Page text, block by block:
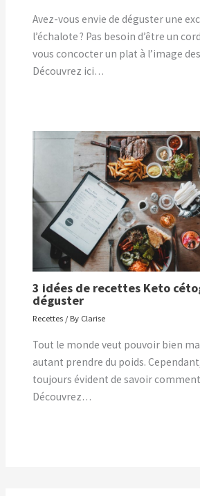
Avez-vous envie de déguster une
l’échalote ? Pas besoin d’être un
vous concocter un plat à l’image
Découvrez ici…
3 idées de recettes Keto
déguster
Recettes / By Clarise
Tout le monde veut pouvoir bien
autant prendre du poids.
toujours évident de savoir comment
Découvrez…